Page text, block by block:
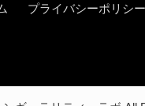
プライバシーポリシー